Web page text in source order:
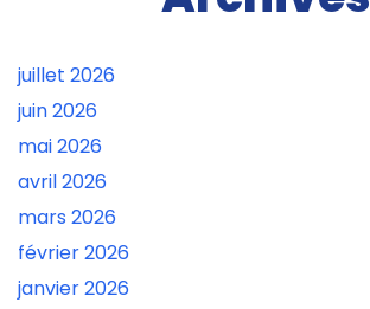
juillet 2026
juin 2026
mai 2026
avril 2026
mars 2026
février 2026
janvier 2026